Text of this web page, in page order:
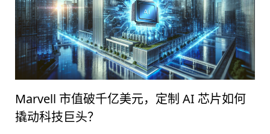
Marvell 市值破千亿美元，定制 AI 芯片如何
撬动科技巨头？